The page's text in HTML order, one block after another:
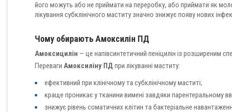
його можуть або не приймати на переробку, або приймати як
лікування субклінічного маститу значно знижує появу нових
Чому обирають Амоксилін ПД
Амоксицилін — це напівсинтетичний пеніцилін із розширеним
Переваги Амоксиліну ПД при лікуванні маститу:
ефективний при клінічному та субклінічному маститі;
краще проникає у тканини вимені завдяки парентеральному
знижує рівень соматичних клітин та бактеріальне